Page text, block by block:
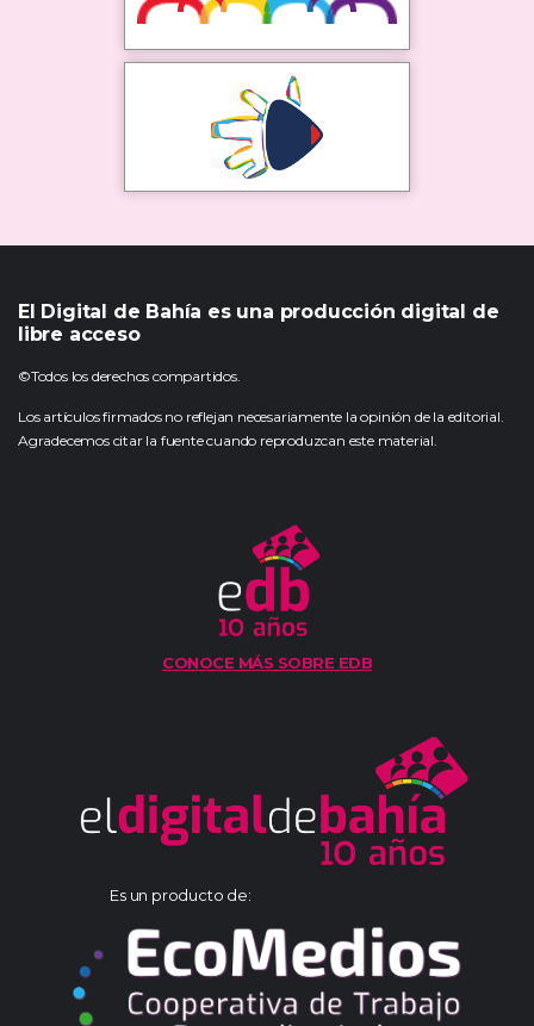
El Digital de Bahía es una producción digital de
libre acceso
©Todos los derechos compartidos.
Los artículos firmados no reflejan necesariamente la opinión de la editorial.
Agradecemos citar la fuente cuando reproduzcan este material.
CONOCE MÁS SOBRE EDB
Es un producto de: